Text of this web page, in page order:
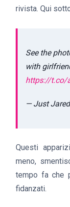
rivista. Qui
See the
with
https://t.co/
— Just
Questi
meno,
tempo fa che
fidanzati.